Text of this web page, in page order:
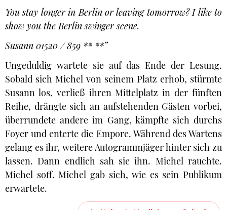
You stay longer in Berlin or leaving tomorrow? I like to
show you the Berlin swinger scene.
Susann 01520 / 859 ** **”
Ungeduldig wartete sie auf das Ende der Lesung.
Sobald sich Michel von seinem Platz erhob, stürmte
Susann los, verließ ihren Mittelplatz in der fünften
Reihe, drängte sich an aufstehenden Gästen vorbei,
überrundete andere im Gang, kämpfte sich durchs
Foyer und enterte die Empore. Während des Wartens
gelang es ihr, weitere Autogrammjäger hinter sich zu
lassen. Dann endlich sah sie ihn. Michel rauchte.
Michel soff. Michel gab sich, wie es sein Publikum
erwartete.